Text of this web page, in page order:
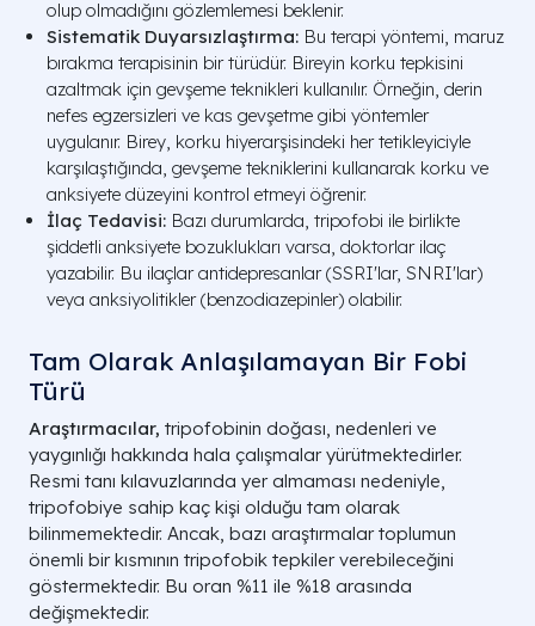
olup olmadığını gözlemlemesi beklenir.
Sistematik Duyarsızlaştırma: Bu terapi yöntemi, maruz
bırakma terapisinin bir türüdür. Bireyin korku tepkisini
azaltmak için gevşeme teknikleri kullanılır. Örneğin, derin
nefes egzersizleri ve kas gevşetme gibi yöntemler
uygulanır. Birey, korku hiyerarşisindeki her tetikleyiciyle
karşılaştığında, gevşeme tekniklerini kullanarak korku ve
anksiyete düzeyini kontrol etmeyi öğrenir.
İlaç Tedavisi: Bazı durumlarda, tripofobi ile birlikte
şiddetli anksiyete bozuklukları varsa, doktorlar ilaç
yazabilir. Bu ilaçlar antidepresanlar (SSRI'lar, SNRI'lar)
veya anksiyolitikler (benzodiazepinler) olabilir.
Tam Olarak Anlaşılamayan Bir Fobi
Türü
Araştırmacılar, tripofobinin doğası, nedenleri ve
yaygınlığı hakkında hala çalışmalar yürütmektedirler.
Resmi tanı kılavuzlarında yer almaması nedeniyle,
tripofobiye sahip kaç kişi olduğu tam olarak
bilinmemektedir. Ancak, bazı araştırmalar toplumun
önemli bir kısmının tripofobik tepkiler verebileceğini
göstermektedir. Bu oran %11 ile %18 arasında
değişmektedir.